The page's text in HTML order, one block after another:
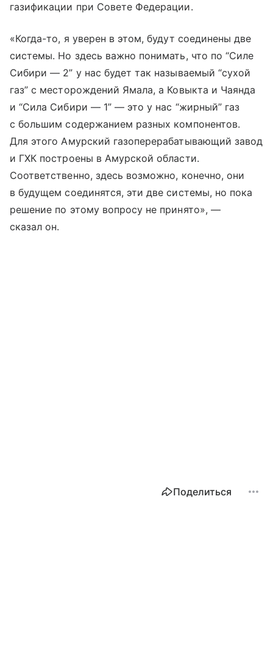
газификации при Совете Федерации.
«Когда-то, я уверен в этом, будут соединены две
системы. Но здесь важно понимать, что по “Силе
Сибири — 2” у нас будет так называемый “сухой
газ” с месторождений Ямала, а Ковыкта и Чаянда
и “Сила Сибири — 1” — это у нас “жирный” газ
с большим содержанием разных компонентов.
Для этого Амурский газоперерабатывающий завод
и ГХК построены в Амурской области.
Соответственно, здесь возможно, конечно, они
в будущем соединятся, эти две системы, но пока
решение по этому вопросу не принято», —
сказал он.
Поделиться